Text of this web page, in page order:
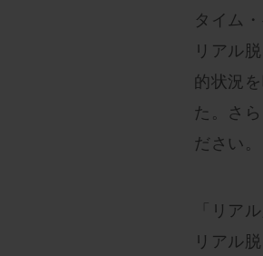
タイム
リアル
的状況
た。さ
ださい。
「リア
リアル